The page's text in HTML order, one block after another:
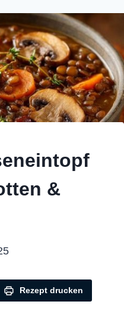
&
Rezept drucken